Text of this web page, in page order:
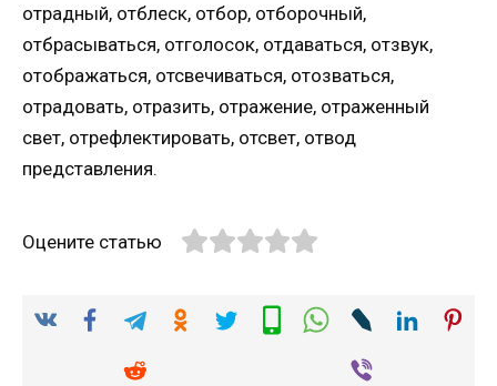
отрадный, отблеск, отбор, отборочный,
отбрасываться, отголосок, отдаваться, отзвук,
отображаться, отсвечиваться, отозваться,
отрадовать, отразить, отражение, отраженный
свет, отрефлектировать, отсвет, отвод
представления.
Оцените статью